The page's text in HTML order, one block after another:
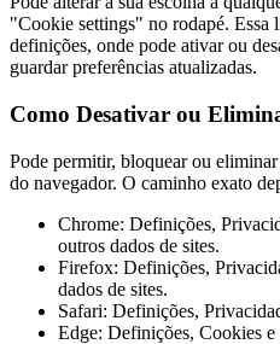
"Cookie settings" no rodapé. Essa
definições, onde pode ativar ou
guardar preferências atualizadas.
Como Desativar ou
Pode permitir, bloquear ou
do navegador. O caminho exato
Chrome: Definições,
outros dados de sites.
Firefox: Definições,
dados de sites.
Safari: Definições,
Edge: Definições, Cookies e